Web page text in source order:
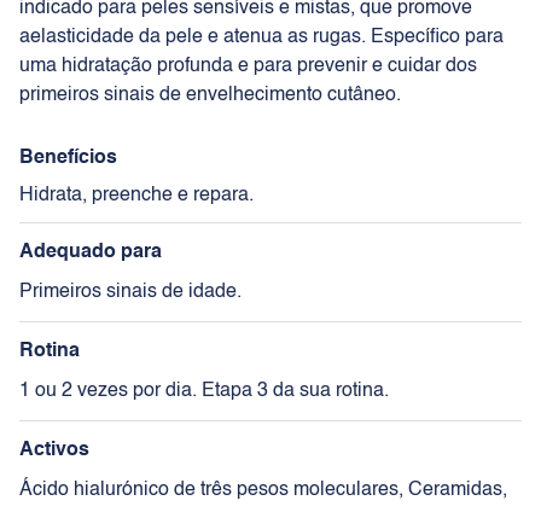
indicado para peles sensíveis e mistas, que promove
aelasticidade da pele e atenua as rugas. Específico para
uma hidratação profunda e para prevenir e cuidar dos
primeiros sinais de envelhecimento cutâneo.
Benefícios
Hidrata, preenche e repara.
Adequado para
Primeiros sinais de idade.
Rotina
1 ou 2 vezes por dia. Etapa 3 da sua rotina.
Activos
Ácido hialurónico de três pesos moleculares, Ceramidas,